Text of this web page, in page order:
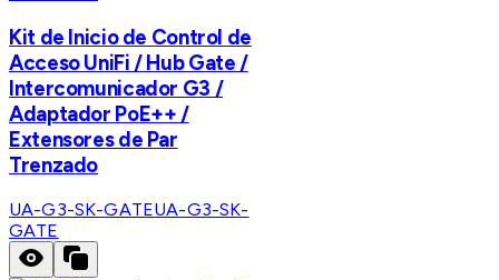
Kit de Inicio de Control de
Acceso UniFi / Hub Gate /
Intercomunicador G3 /
Adaptador PoE++ /
Extensores de Par
Trenzado
UA-G3-SK-GATEUA-G3-SK-
GATE